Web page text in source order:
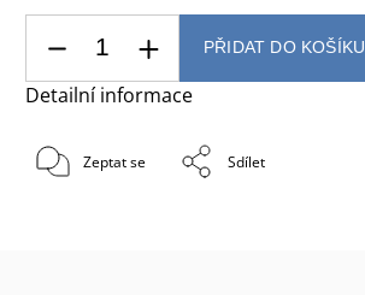
PŘIDAT DO KOŠÍKU
Detailní informace
Zeptat se Sdílet